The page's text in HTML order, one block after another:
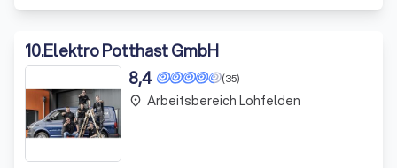
10.Elektro Potthast GmbH
(35)
8,4
place Arbeitsbereich Lohfelden